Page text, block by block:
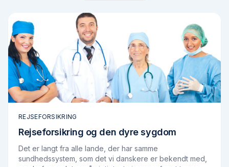
REJSEFORSIKRING
Rejseforsikring og den dyre sygdom
Det er langt fra alle lande, der har samme
sundhedssystem, som det vi danskere er bekendt med,